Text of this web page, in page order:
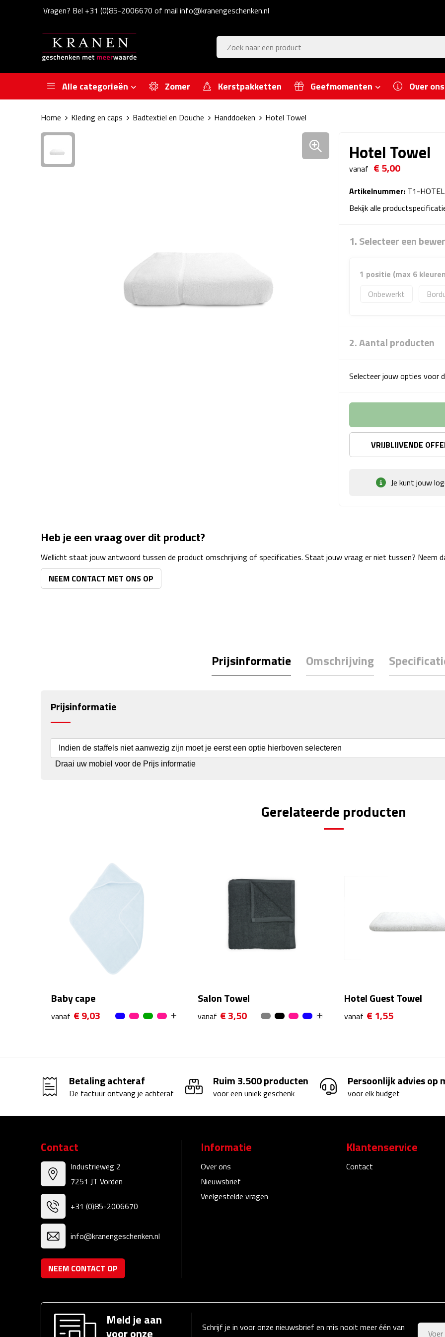
Vragen? Bel +31 (0)85-2006670 of mail info@kranengeschenken.nl
Alle categorieën Zomer Kerstpakketten Geefmomenten Over ons
Home Kleding en caps Badtextiel en Douche Handdoeken Hotel Towel
Hotel Towel
vanaf € 5,00
Artikelnummer: T1-
Bekijk alle
1. Selecteer een
1 positie (max 6
Onbewerkt
2. Aantal producten
Selecteer jouw opties voor
VRIJBLIJVENDE
Je kunt jouw
Heb je een vraag over dit product?
Wellicht staat jouw antwoord tussen de product omschrijving of specificaties. Staat jouw vraag er niet tussen? Neem
NEEM CONTACT MET ONS OP
Prijsinformatie Omschrijving
Prijsinformatie
Indien de staffels niet aanwezig zijn moet je eerst een optie hierboven selecteren
Draai uw mobiel voor de Prijs informatie
Gerelateerde producten
Baby cape
vanaf € 9,03
Salon Towel
vanaf € 3,50
Hotel Guest Towel
vanaf € 1,55
Betaling achteraf
De factuur ontvang je achteraf
Ruim 3.500 producten
voor een uniek geschenk
Persoonlijk advies op
voor elk budget
Contact
Industrieweg 2
7251 JT Vorden
+31 (0)85-2006670
info@kranengeschenken.nl
NEEM CONTACT OP
Informatie
Over ons
Nieuwsbrief
Veelgestelde vragen
Klantenservice
Contact
Meld je aan
Schrijf je in voor onze nieuwsbrief en mis nooit meer één van